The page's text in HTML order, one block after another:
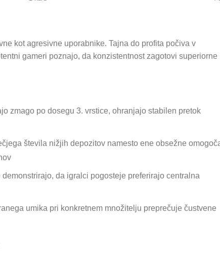
kot agresivne uporabnike. Tajna do profita počiva v
gameri poznajo, da konzistentnost zagotovi superiorne
zmago po dosegu 3. vrstice, ohranjajo stabilen pretok
števila nižjih depozitov namesto ene obsežne
da igralci pogosteje preferirajo centralna
umika pri konkretnem množitelju preprečuje čustvene